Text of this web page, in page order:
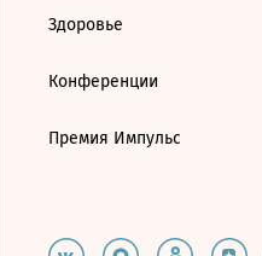
Здоровье
Конференции
Премия Импульс